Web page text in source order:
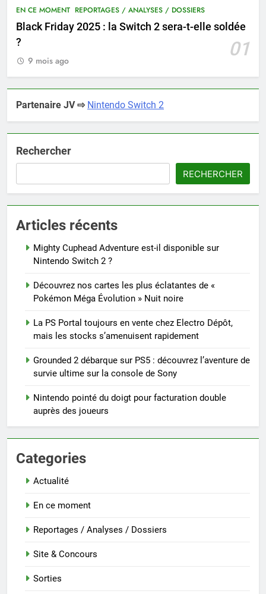
EN CE MOMENT REPORTAGES / ANALYSES / DOSSIERS
Black Friday 2025 : la Switch 2 sera-t-elle soldée
?
01
9 mois ago
Partenaire JV ⇨ Nintendo Switch 2
Rechercher
RECHERCHER
Articles récents
Mighty Cuphead Adventure est-il disponible sur
Nintendo Switch 2 ?
Découvrez nos cartes les plus éclatantes de «
Pokémon Méga Évolution » Nuit noire
La PS Portal toujours en vente chez Electro Dépôt,
mais les stocks s’amenuisent rapidement
Grounded 2 débarque sur PS5 : découvrez l’aventure de
survie ultime sur la console de Sony
Nintendo pointé du doigt pour facturation double
auprès des joueurs
Categories
Actualité
En ce moment
Reportages / Analyses / Dossiers
Site & Concours
Sorties